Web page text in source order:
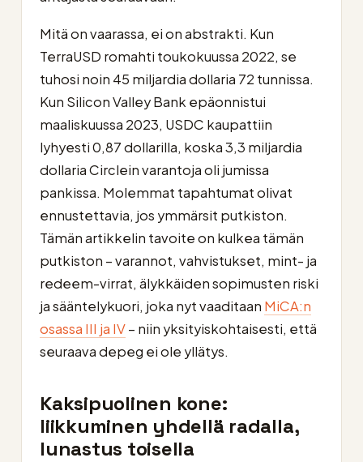
Mitä on vaarassa, ei on abstrakti. Kun
TerraUSD romahti toukokuussa 2022, se
tuhosi noin 45 miljardia dollaria 72 tunnissa.
Kun Silicon Valley Bank epäonnistui
maaliskuussa 2023, USDC kaupattiin
lyhyesti 0,87 dollarilla, koska 3,3 miljardia
dollaria Circlein varantoja oli jumissa
pankissa. Molemmat tapahtumat olivat
ennustettavia, jos ymmärsit putkiston.
Tämän artikkelin tavoite on kulkea tämän
putkiston – varannot, vahvistukset, mint- ja
redeem-virrat, älykkäiden sopimusten riski
ja sääntelykuori, joka nyt vaaditaan MiCA:n
osassa III ja IV– niin yksityiskohtaisesti, että
seuraava depeg ei ole yllätys.
Kaksipuolinen kone:
liikkuminen yhdellä radalla,
lunastus toisella